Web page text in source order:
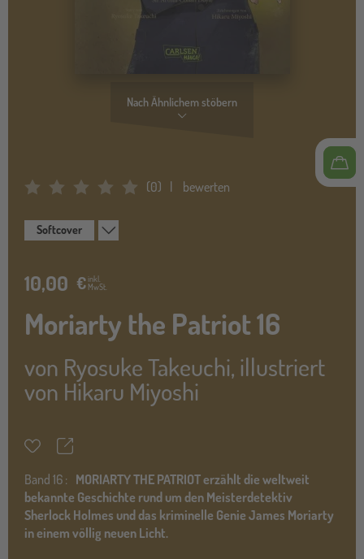
Nach Ähnlichem stöbern
Average Rating: 0 (0) bewerten
Softcover
10,00 €inkl.
MwSt.
Moriarty the Patriot 16
von Ryosuke Takeuchi, illustriert
von Hikaru Miyoshi
MerkzettelTeilen
Band 16 : MORIARTY THE PATRIOT erzählt die weltweit
bekannte Geschichte rund um den Meisterdetektiv
Sherlock Holmes und das kriminelle Genie James Moriarty
in einem völlig neuen Licht.